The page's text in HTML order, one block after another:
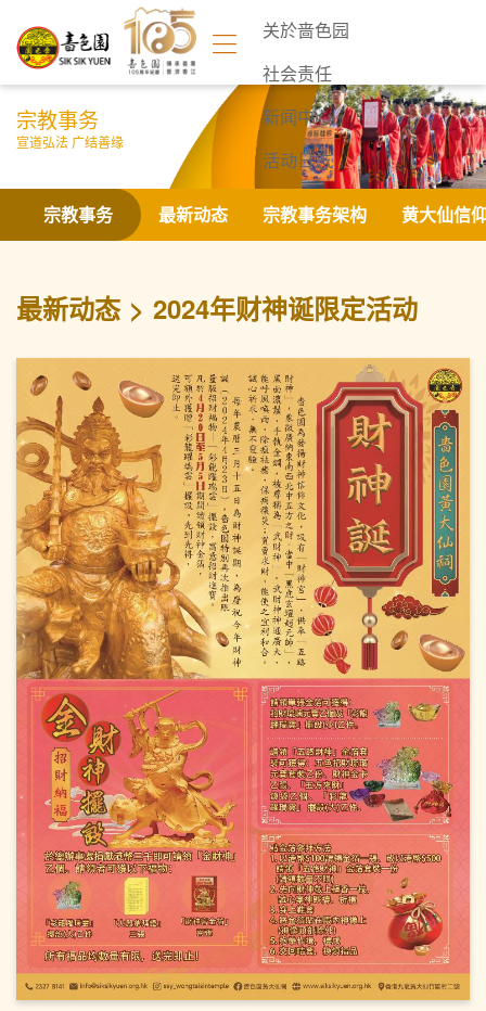
关於啬色园
社会责任
新闻中心
活动日志
联络我们
宗教事务
宣道弘法 广结善缘
宗教事务 最新动态 宗教事务架构 黄大仙信
最新动态 2024年财神诞限定活动